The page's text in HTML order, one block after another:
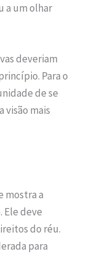
a um olhar
deveriam
Para o
de se
mais
mostra a
Ele deve
do réu.
para